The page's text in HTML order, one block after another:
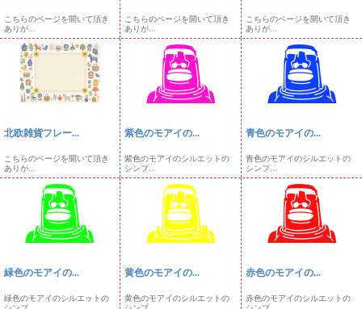
こちらのページを開いて頂き
ありが...
こちらのページを開いて頂き
ありが...
こちらのページを開いて頂き
ありが...
北欧雑貨フレー...
こちらのページを開いて頂き
ありが...
紫色のモアイの...
紫色のモアイのシルエットの
シンプ...
青色のモアイの...
青色のモアイのシルエットの
シンプ...
緑色のモアイの...
緑色のモアイのシルエットの
黄色のモアイの...
黄色のモアイのシルエットの
赤色のモアイの...
赤色のモアイのシルエットの